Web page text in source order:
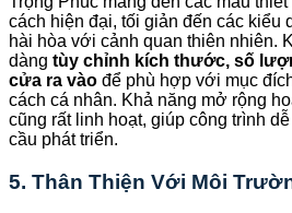
cách hiện đại, tối giản đến các kiểu
hài hòa với cảnh quan thiên nhiên.
dàng tùy chỉnh kích thước, số
cửa ra vào để phù hợp với mục
cách cá nhân. Khả năng mở rộng
cũng rất linh hoạt, giúp công trình
cầu phát triển.
5. Thân Thiện Với Môi